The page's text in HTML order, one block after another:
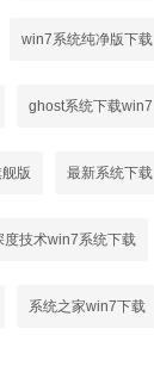
win7系统纯净版下载
ghost系统下载win7
版 最新系统下载
度技术win7系统下载
系统之家win7下载